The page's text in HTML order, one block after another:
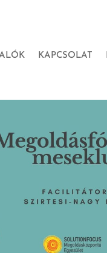
KAPCSOLAT